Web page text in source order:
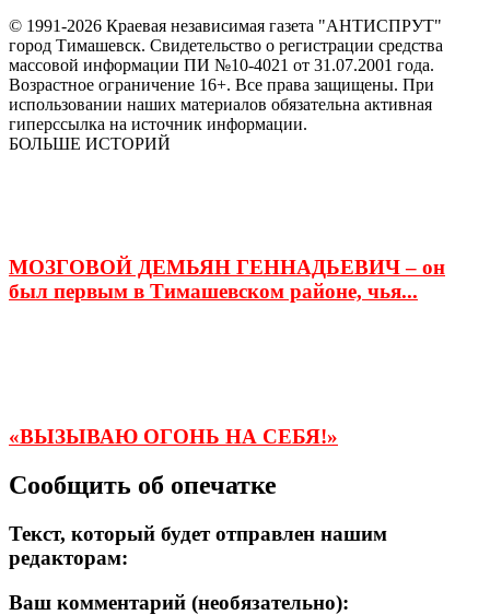
© 1991-2026 Краевая независимая газета "АНТИСПРУТ"
город Тимашевск. Свидетельство о регистрации средства
массовой информации ПИ №10-4021 от 31.07.2001 года.
Возрастное ограничение 16+. Все права защищены. При
использовании наших материалов обязательна активная
гиперссылка на источник информации.
БОЛЬШЕ ИСТОРИЙ
МОЗГОВОЙ ДЕМЬЯН ГЕННАДЬЕВИЧ – он
был первым в Тимашевском районе, чья...
«ВЫЗЫВАЮ ОГОНЬ НА СЕБЯ!»
Сообщить об опечатке
Текст, который будет отправлен нашим
редакторам:
Ваш комментарий (необязательно):